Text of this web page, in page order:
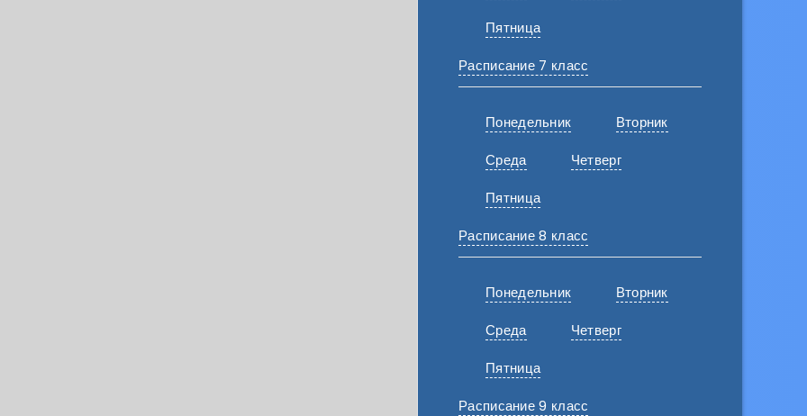
Пятница
Расписание 7 класс
Понедельник
Вторник
Среда
Четверг
Пятница
Расписание 8 класс
Понедельник
Вторник
Среда
Четверг
Пятница
Расписание 9 класс